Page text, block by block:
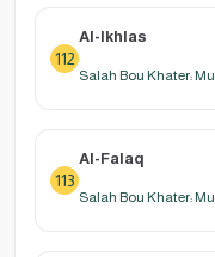
112
Al-Ikhlas
Salah Bou Khater:
113
Al-Falaq
Salah Bou Khater: